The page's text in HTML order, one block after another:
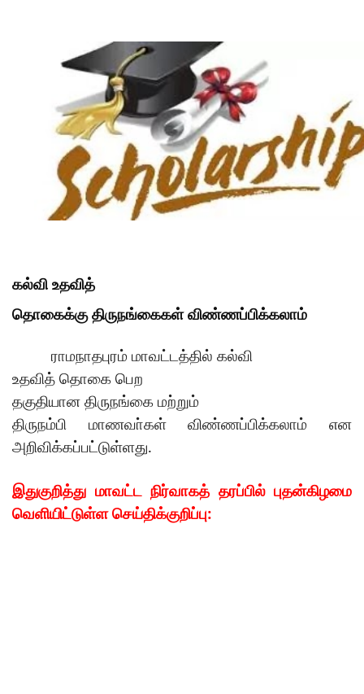
கல்வி உதவித்
தொகைக்கு திருநங்கைகள் விண்ணப்பிக்கலாம்
ராமநாதபுரம் மாவட்டத்தில் கல்வி
உதவித் தொகை பெற
தகுதியான திருநங்கை மற்றும்
திருநம்பி
மாணவா்கள் விண்ணப்பிக்கலாம்
என
அறிவிக்கப்பட்டுள்ளது.
இதுகுறித்து மாவட்ட நிர்வாகத் தரப்பில் புதன்கிழமை
வெளியிட்டுள்ள செய்திக்குறிப்பு: